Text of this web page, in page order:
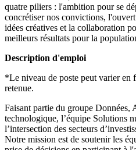
quatre piliers : l'ambition pour se
concrétiser nos convictions,
idées créatives et la collaboration
meilleurs résultats pour la
Description d'emploi
*Le niveau de poste peut varier
retenue.
Faisant partie du groupe Données,
technologique, l’équipe Solutions
l’intersection des secteurs
Notre mission est de soutenir les